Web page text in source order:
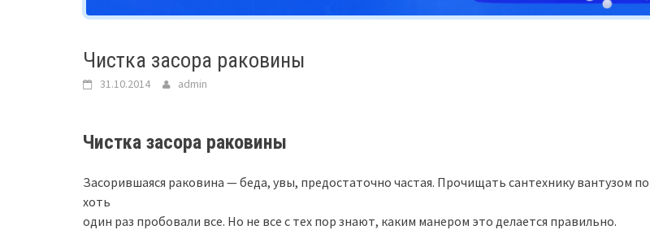
Чистка засора раковины
31.10.2014 admin
Чистка засора раковины
Засорившаяся раковина — беда, увы, предостаточно частая. Прочищать сантехнику вантузом
хоть
один раз пробовали все. Но не все с тех пор знают, каким манером это делается правильно.